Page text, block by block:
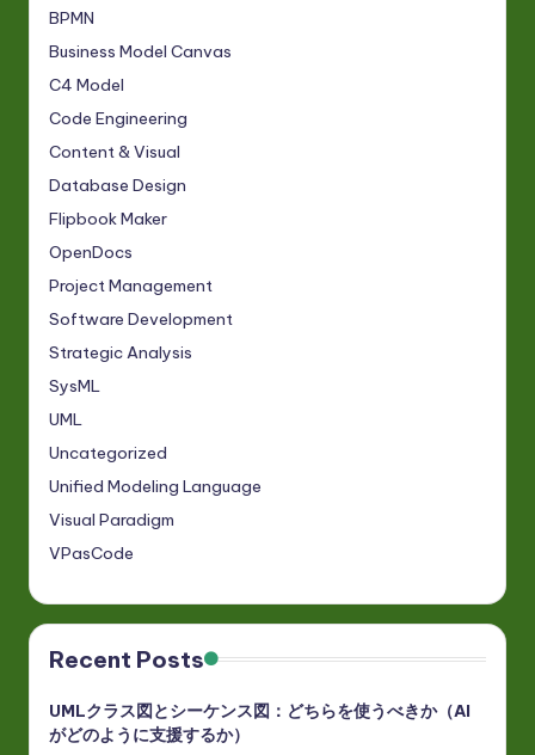
BPMN
Business Model Canvas
C4 Model
Code Engineering
Content & Visual
Database Design
Flipbook Maker
OpenDocs
Project Management
Software Development
Strategic Analysis
SysML
UML
Uncategorized
Unified Modeling Language
Visual Paradigm
VPasCode
Recent Posts
UMLクラス図とシーケンス図：どちらを使うべきか（AI
がどのように支援するか）